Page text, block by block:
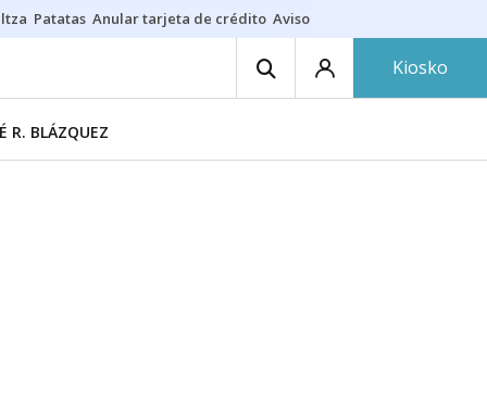
Patatas Anular tarjeta de crédito Aviso amarillo
Kiosko
R. BLÁZQUEZ